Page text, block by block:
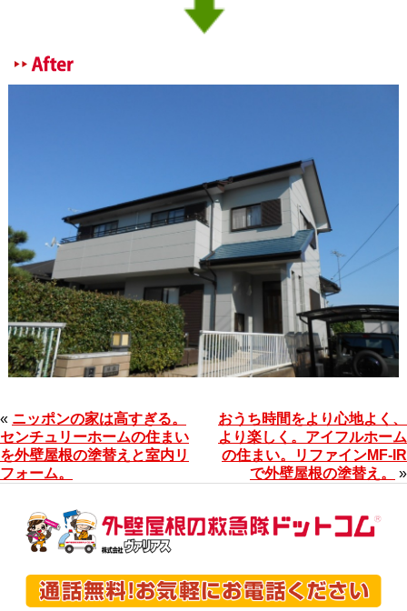
« ニッポンの家は高すぎる。
センチュリーホームの住まい
を外壁屋根の塗替えと室内リ
フォーム。
おうち時間をより心地よく、
より楽しく。アイフルホーム
の住まい。リファインMF-IR
で外壁屋根の塗替え。
»